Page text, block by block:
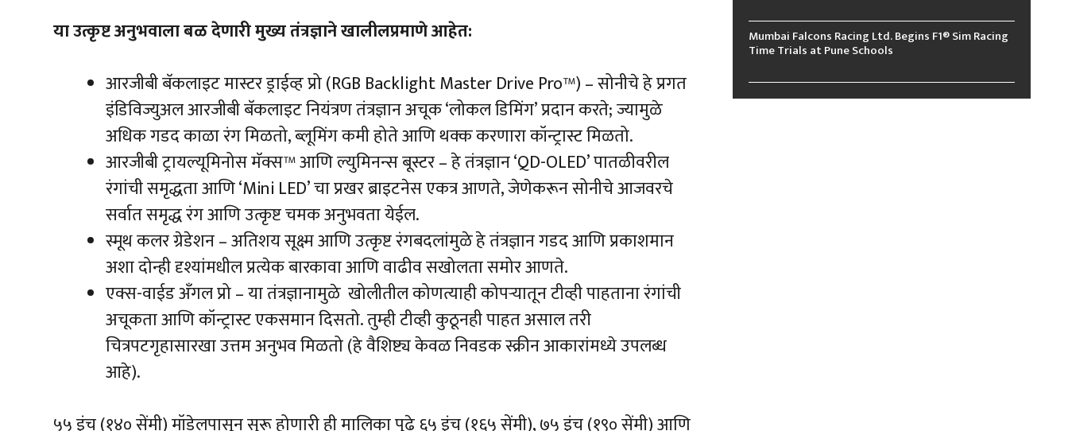
या उत्कृष्ट अनुभवाला बळ देणारी मुख्य तंत्रज्ञाने खालीलप्रमाणे आहेत:
आरजीबी बॅकलाइट मास्टर ड्राईव्ह प्रो (RGB Backlight Master Drive Pro™) – सोनीचे हे प्रगत
इंडिविज्युअल आरजीबी बॅकलाइट नियंत्रण तंत्रज्ञान अचूक ‘लोकल डिमिंग’ प्रदान करते; ज्यामुळे
अधिक गडद काळा रंग मिळतो, ब्लूमिंग कमी होते आणि थक्क करणारा कॉन्ट्रास्ट मिळतो.
आरजीबी ट्रायल्यूमिनोस मॅक्स™ आणि ल्युमिनन्स बूस्टर – हे तंत्रज्ञान ‘QD-OLED’ पातळीवरील
रंगांची समृद्धता आणि ‘Mini LED’ चा प्रखर ब्राइटनेस एकत्र आणते, जेणेकरून सोनीचे आजवरचे
सर्वात समृद्ध रंग आणि उत्कृष्ट चमक अनुभवता येईल.
स्मूथ कलर ग्रेडेशन – अतिशय सूक्ष्म आणि उत्कृष्ट रंगबदलांमुळे हे तंत्रज्ञान गडद आणि प्रकाशमान
अशा दोन्ही दृश्यांमधील प्रत्येक बारकावा आणि वाढीव सखोलता समोर आणते.
एक्स-वाईड अँगल प्रो – या तंत्रज्ञानामुळे खोलीतील कोणत्याही कोपऱ्यातून टीव्ही पाहताना रंगांची
अचूकता आणि कॉन्ट्रास्ट एकसमान दिसतो. तुम्ही टीव्ही कुठूनही पाहत असाल तरी
चित्रपटगृहासारखा उत्तम अनुभव मिळतो (हे वैशिष्ट्य केवळ निवडक स्क्रीन आकारांमध्ये उपलब्ध
आहे).
Mumbai Falcons Racing Ltd. Begins F1® Sim Racing
Time Trials at Pune Schools